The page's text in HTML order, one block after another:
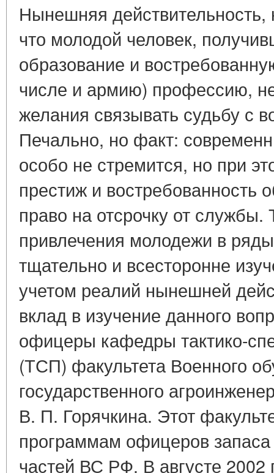
Нынешняя
что молодой человек,
образование и
числе и армию) профессию,
желания связывать судьбу с
Печально, но факт:
особо не стремится, но при
престиж и востребованность
право на отсрочку от
привлечения молодежи в
тщательно и всесторонне
учетом реалий нынешней
вклад в изучение данного
офицеры кафедры тактико-
(ТСП) факультета Военного
государственного
В. П. Горячкина. Этот
программам офицеров
частей ВС РФ. В августе 2002